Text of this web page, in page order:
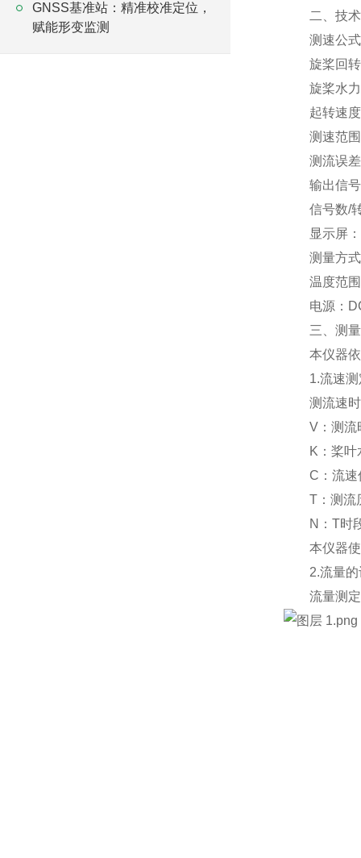
GNSS基准站：精准校准定位，
赋能形变监测
二、技术
测速公式
旋桨回转
旋桨水力
起转速度
测速范围
测流误差
输出信号
信号数/转
显示屏：
测量方式
温度范围
电源：
三、测量
本仪器依据
1.流速测
测流速时，
V：测流时
K：桨叶
C：流速
T：测流
N：T时段
本仪器使
2.流量的
流量测定根